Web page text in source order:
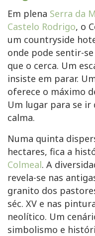
Em plena Serra da
Castelo Rodrigo, o
um countryside
onde pode sentir-
que o cerca. Um
insiste em parar.
oferece o máximo
Um lugar para se ir
calma.
Numa quinta
hectares, fica a
Colmeal. A
revela-se nas
granito dos
séc. XV e nas
neolítico. Um
simbolismo e